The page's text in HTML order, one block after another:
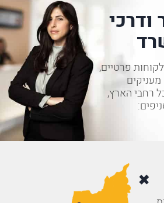
פרטיים,
רחבי הארץ,